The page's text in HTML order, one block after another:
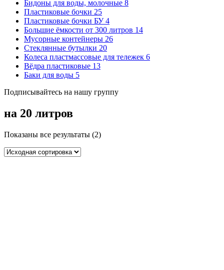
Бидоны для воды, молочные 8
Пластиковые бочки 25
Пластиковые бочки БУ4
Большие ёмкости от 300 литров 14
Мусорные контейнеры 26
Стеклянные бутылки 20
Колеса пластмассовые для тележек 6
Вёдра пластиковые 13
Баки для воды 5
Подписывайтесь на нашу группу
на 20 литров
Показаны все результаты (2)